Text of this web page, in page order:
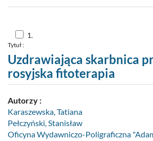
Skocz
do
nr
1
1.
Tytuł :
Uzdrawiająca skarbnica
rosyjska fitoterapia
Autorzy :
Karaszewska, Tatiana
Pełczyński, Stanisław
Oficyna Wydawniczo-Poligraficzna